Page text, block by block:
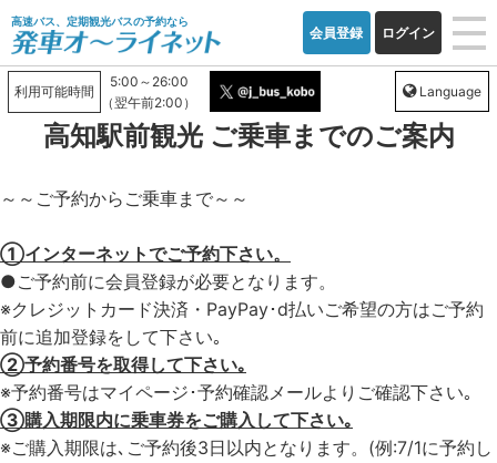
高速バス、定期観光バスの予約なら
会員登録 ログイン
利用可能時間
5:00～26:00
（翌午前2:00）
Language
高知駅前観光 ご乗車までのご案内
～～ご予約からご乗車まで～～
①インターネットでご予約下さい。
●ご予約前に会員登録が必要となります。
※クレジットカード決済・PayPay･d払いご希望の方はご予約
前に追加登録をして下さい｡
②予約番号を取得して下さい｡
※予約番号はマイページ･予約確認メールよりご確認下さい｡
③購入期限内に乗車券をご購入して下さい｡
※ご購入期限は､ご予約後3日以内となります。(例:7/1に予約し